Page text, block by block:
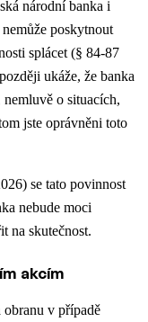
národní banka i
poskytnout
splácet (§ 84-87
ukáže, že banka
o situacích,
jste oprávněni toto
se tato povinnost
nebude moci
na skutečnost.
akcím
obranu v případě